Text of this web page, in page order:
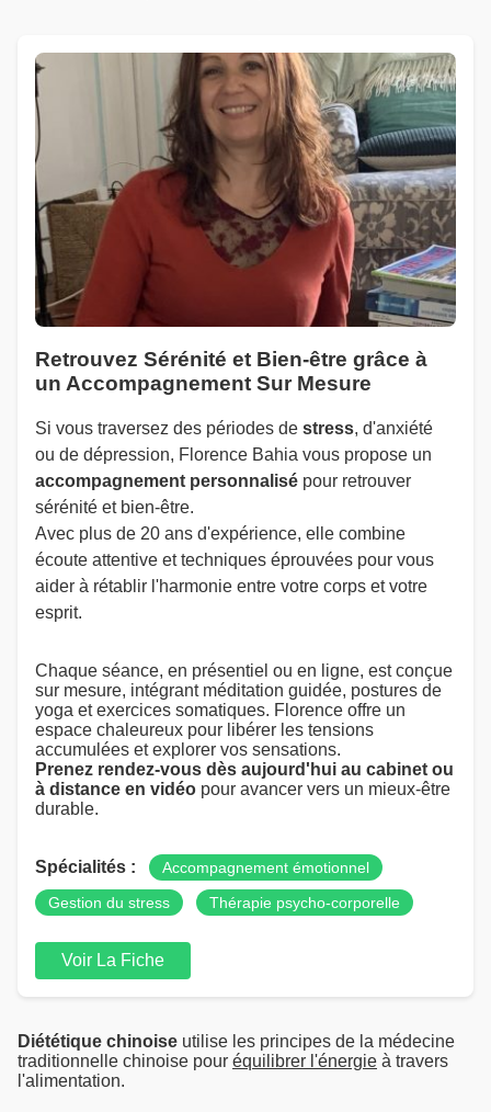
Retrouvez Sérénité et Bien-être grâce à
un Accompagnement Sur Mesure
Si vous traversez des périodes de stress, d'anxiété
ou de dépression, Florence Bahia vous propose un
accompagnement personnalisé pour retrouver
sérénité et bien-être.
Avec plus de 20 ans d'expérience, elle combine
écoute attentive et techniques éprouvées pour vous
aider à rétablir l'harmonie entre votre corps et votre
esprit.
Chaque séance, en présentiel ou en ligne, est conçue
sur mesure, intégrant méditation guidée, postures de
yoga et exercices somatiques. Florence offre un
espace chaleureux pour libérer les tensions
accumulées et explorer vos sensations.
Prenez rendez-vous dès aujourd'hui au cabinet ou
à distance en vidéo pour avancer vers un mieux-être
durable.
Spécialités :
Accompagnement émotionnel
Gestion du stress
Thérapie psycho-corporelle
Voir La Fiche
Diététique chinoise utilise les principes de la médecine
traditionnelle chinoise pour équilibrer l'énergie à travers
l'alimentation.